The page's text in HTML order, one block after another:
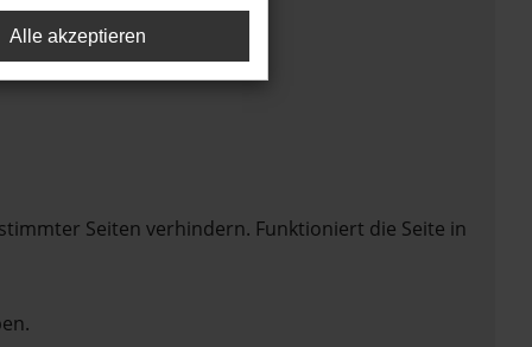
Seiten verhindern. Funktioniert die Seite in
Alle akzeptieren